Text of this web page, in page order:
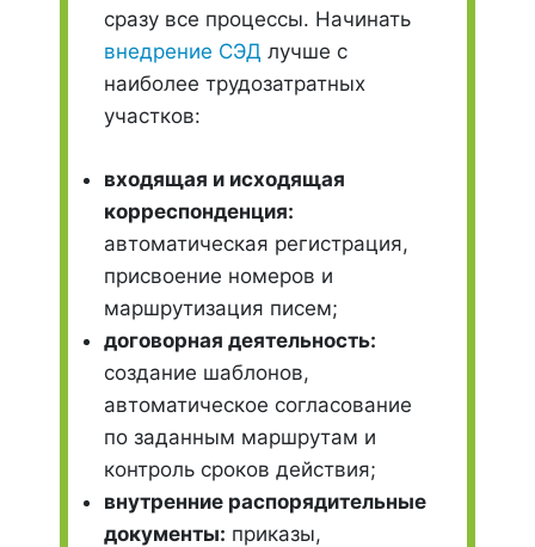
сразу все процессы. Начинать
внедрение СЭД лучше с
наиболее трудозатратных
участков:
входящая и исходящая
корреспонденция:
автоматическая регистрация,
присвоение номеров и
маршрутизация писем;
договорная деятельность:
создание шаблонов,
автоматическое согласование
по заданным маршрутам и
контроль сроков действия;
внутренние распорядительные
документы: приказы,